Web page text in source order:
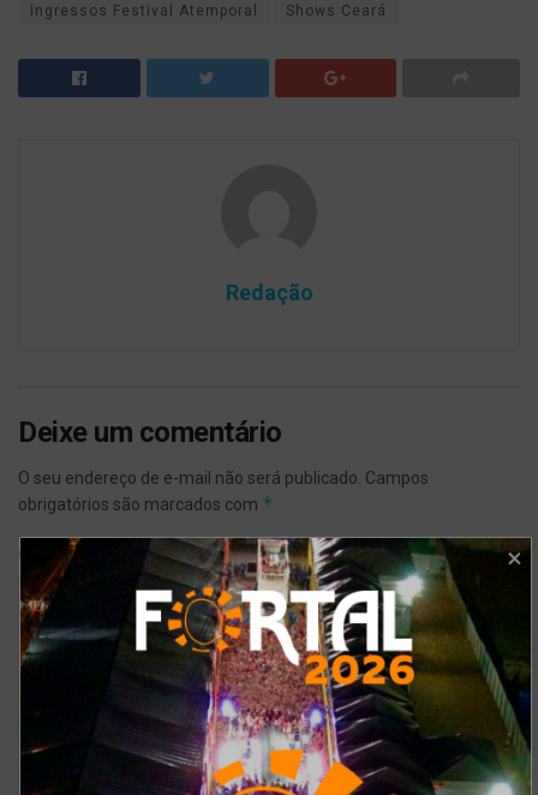
Ingressos Festival Atemporal Shows Ceará
Redação
Deixe um comentário
O seu endereço de e-mail não será publicado. Campos
obrigatórios são marcados com *
Comentário